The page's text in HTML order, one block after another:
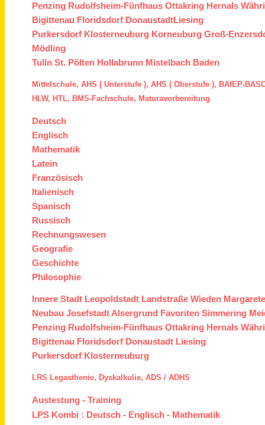
Penzing Rudolfsheim-Fünfhaus Ottakring Hernals
Bigittenau Floridsdorf DonaustadtLiesing
Purkersdorf Klosterneuburg Korneuburg Groß-
Mödling
Tulln St. Pölten Hollabrunn Mistelbach Baden
Mittelschule, AHS ( Unterstufe ), AHS ( Oberstufe ), BAfEP-
HLW, HTL, BMS-Fachschule, Maturavorbereitung
Deutsch
Englisch
Mathematik
Latein
Französisch
Italienisch
Spanisch
Russisch
Rechnungswesen
Geografie
Geschichte
Philosophie
Innere Stadt Leopoldstadt Landstraße Wieden
Neubau Josefstadt Alsergrund Favoriten Simmering
Penzing Rudolfsheim-Fünfhaus Ottakring Hernals
Bigittenau Floridsdorf Donaustadt Liesing
Purkersdorf Klosterneuburg
LRS Legasthenie, Dyskalkulie, ADS / ADHS
Austestung -Training
LPS Kombi : Deutsch - Englisch - Mathematik